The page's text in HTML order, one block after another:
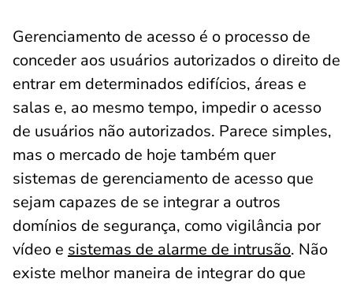
Gerenciamento de acesso é o processo de
conceder aos usuários autorizados o direito de
entrar em determinados edifícios, áreas e
salas e, ao mesmo tempo, impedir o acesso
de usuários não autorizados. Parece simples,
mas o mercado de hoje também quer
sistemas de gerenciamento de acesso que
sejam capazes de se integrar a outros
domínios de segurança, como vigilância por
vídeo e sistemas de alarme de intrusão. Não
existe melhor maneira de integrar do que